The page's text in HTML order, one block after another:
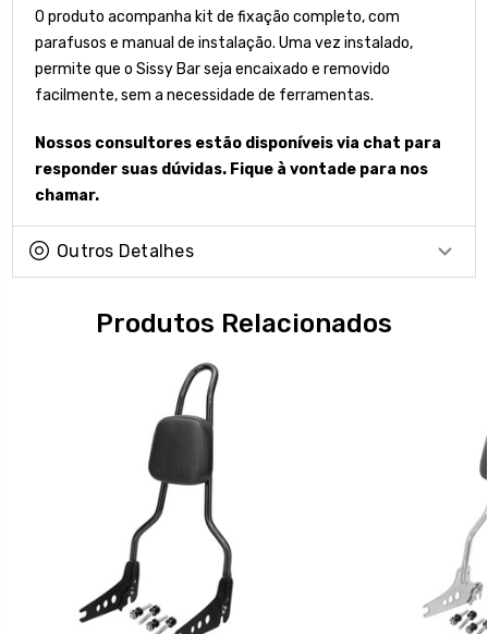
O produto acompanha kit de fixação completo, com
parafusos e manual de instalação. Uma vez instalado,
permite que o Sissy Bar seja encaixado e removido
facilmente, sem a necessidade de ferramentas.
Nossos consultores estão disponíveis via chat para
responder suas dúvidas. Fique à vontade para nos
chamar.
Outros Detalhes
Produtos Relacionados